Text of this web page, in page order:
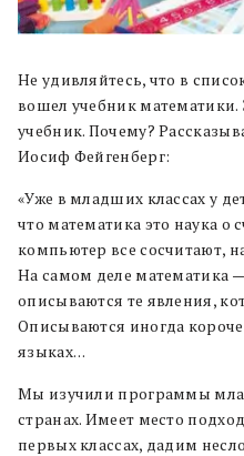
Не удивляйтесь, что в
вошел учебник
учебник. Почему?
Иосиф Фейгенберг:
«Уже в младших классах у
что математика это наука о
компьютер все сосчитают,
На самом деле математика
описываются те явления,
Описываются иногда
языках…
Мы изучили программы
странах. Имеет место
первых классах, дадим